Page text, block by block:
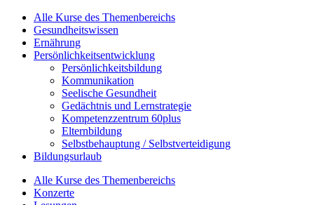
Alle Kurse des Themenbereichs
Gesundheitswissen
Ernährung
Persönlichkeitsentwicklung
Persönlichkeitsbildung
Kommunikation
Seelische Gesundheit
Gedächtnis und Lernstrategie
Kompetenzzentrum 60plus
Elternbildung
Selbstbehauptung / Selbstverteidigung
Bildungsurlaub
Alle Kurse des Themenbereichs
Konzerte